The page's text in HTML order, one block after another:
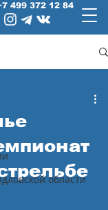
499 372 12 84
области